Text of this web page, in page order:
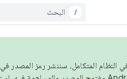
/
في النظام المتكامل، سننشر رمز المصدر في